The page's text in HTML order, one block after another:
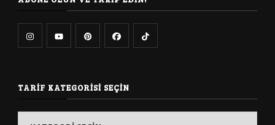
TARIF KATEGORISI SEÇIN